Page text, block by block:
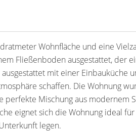
Wohnfläche und eine
Fließenboden ausgestattet, der
mit einer Einbauküche
schaffen. Die Wohnung
perfekte Mischung aus modernem
eignet sich die Wohnung ideal für
legen.